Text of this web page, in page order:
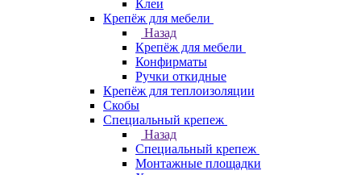
Клеи
Крепёж для мебели
Назад
Крепёж для мебели
Конфирматы
Ручки откидные
Крепёж для теплоизоляции
Скобы
Специальный крепеж
Назад
Специальный крепеж
Монтажные площадки